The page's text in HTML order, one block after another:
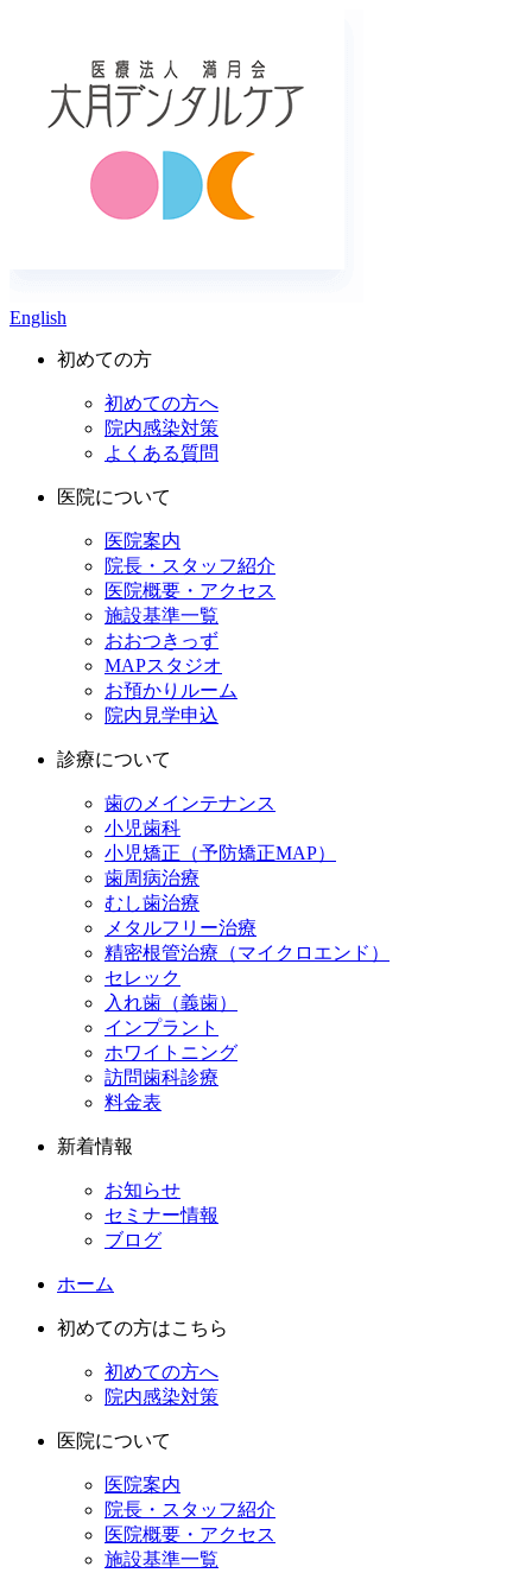
English
初めての方
初めての方へ
院内感染対策
よくある質問
医院について
医院案内
院長・スタッフ紹介
医院概要・アクセス
施設基準一覧
おおつきっず
MAPスタジオ
お預かりルーム
院内見学申込
診療について
歯のメインテナンス
小児歯科
小児矯正（予防矯正MAP）
歯周病治療
むし歯治療
メタルフリー治療
精密根管治療（マイクロエンド）
セレック
入れ歯（義歯）
インプラント
ホワイトニング
訪問歯科診療
料金表
新着情報
お知らせ
セミナー情報
ブログ
ホーム
初めての方はこちら
初めての方へ
院内感染対策
医院について
医院案内
院長・スタッフ紹介
医院概要・アクセス
施設基準一覧